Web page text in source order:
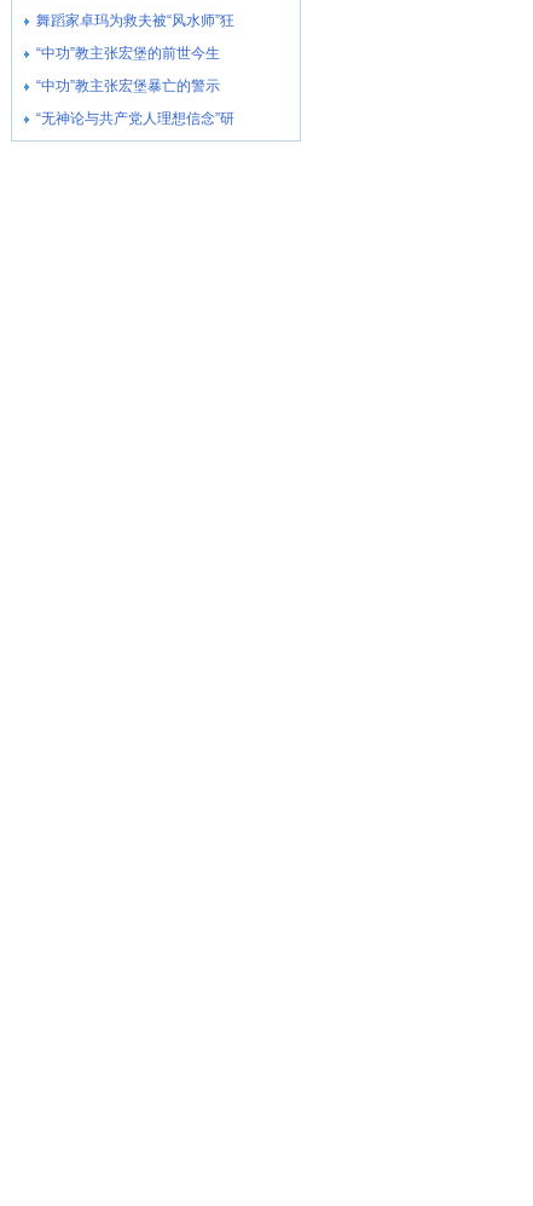
舞蹈家卓玛为救夫被“风水师”狂
“中功”教主张宏堡的前世今生
“中功”教主张宏堡暴亡的警示
“无神论与共产党人理想信念”研